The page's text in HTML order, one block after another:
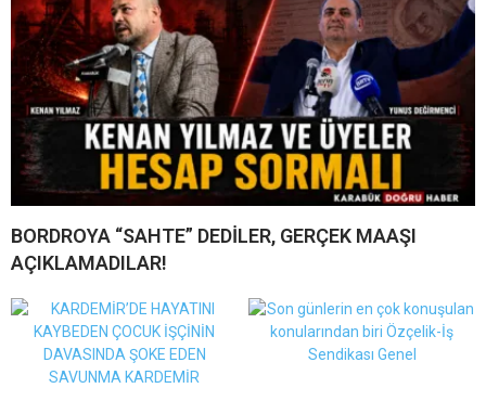
BORDROYA “SAHTE” DEDİLER, GERÇEK MAAŞI
AÇIKLAMADILAR!